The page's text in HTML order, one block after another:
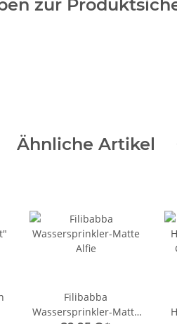
zur
Ähnliche Artikel
Filibabba
Wassersprinkler-Matte